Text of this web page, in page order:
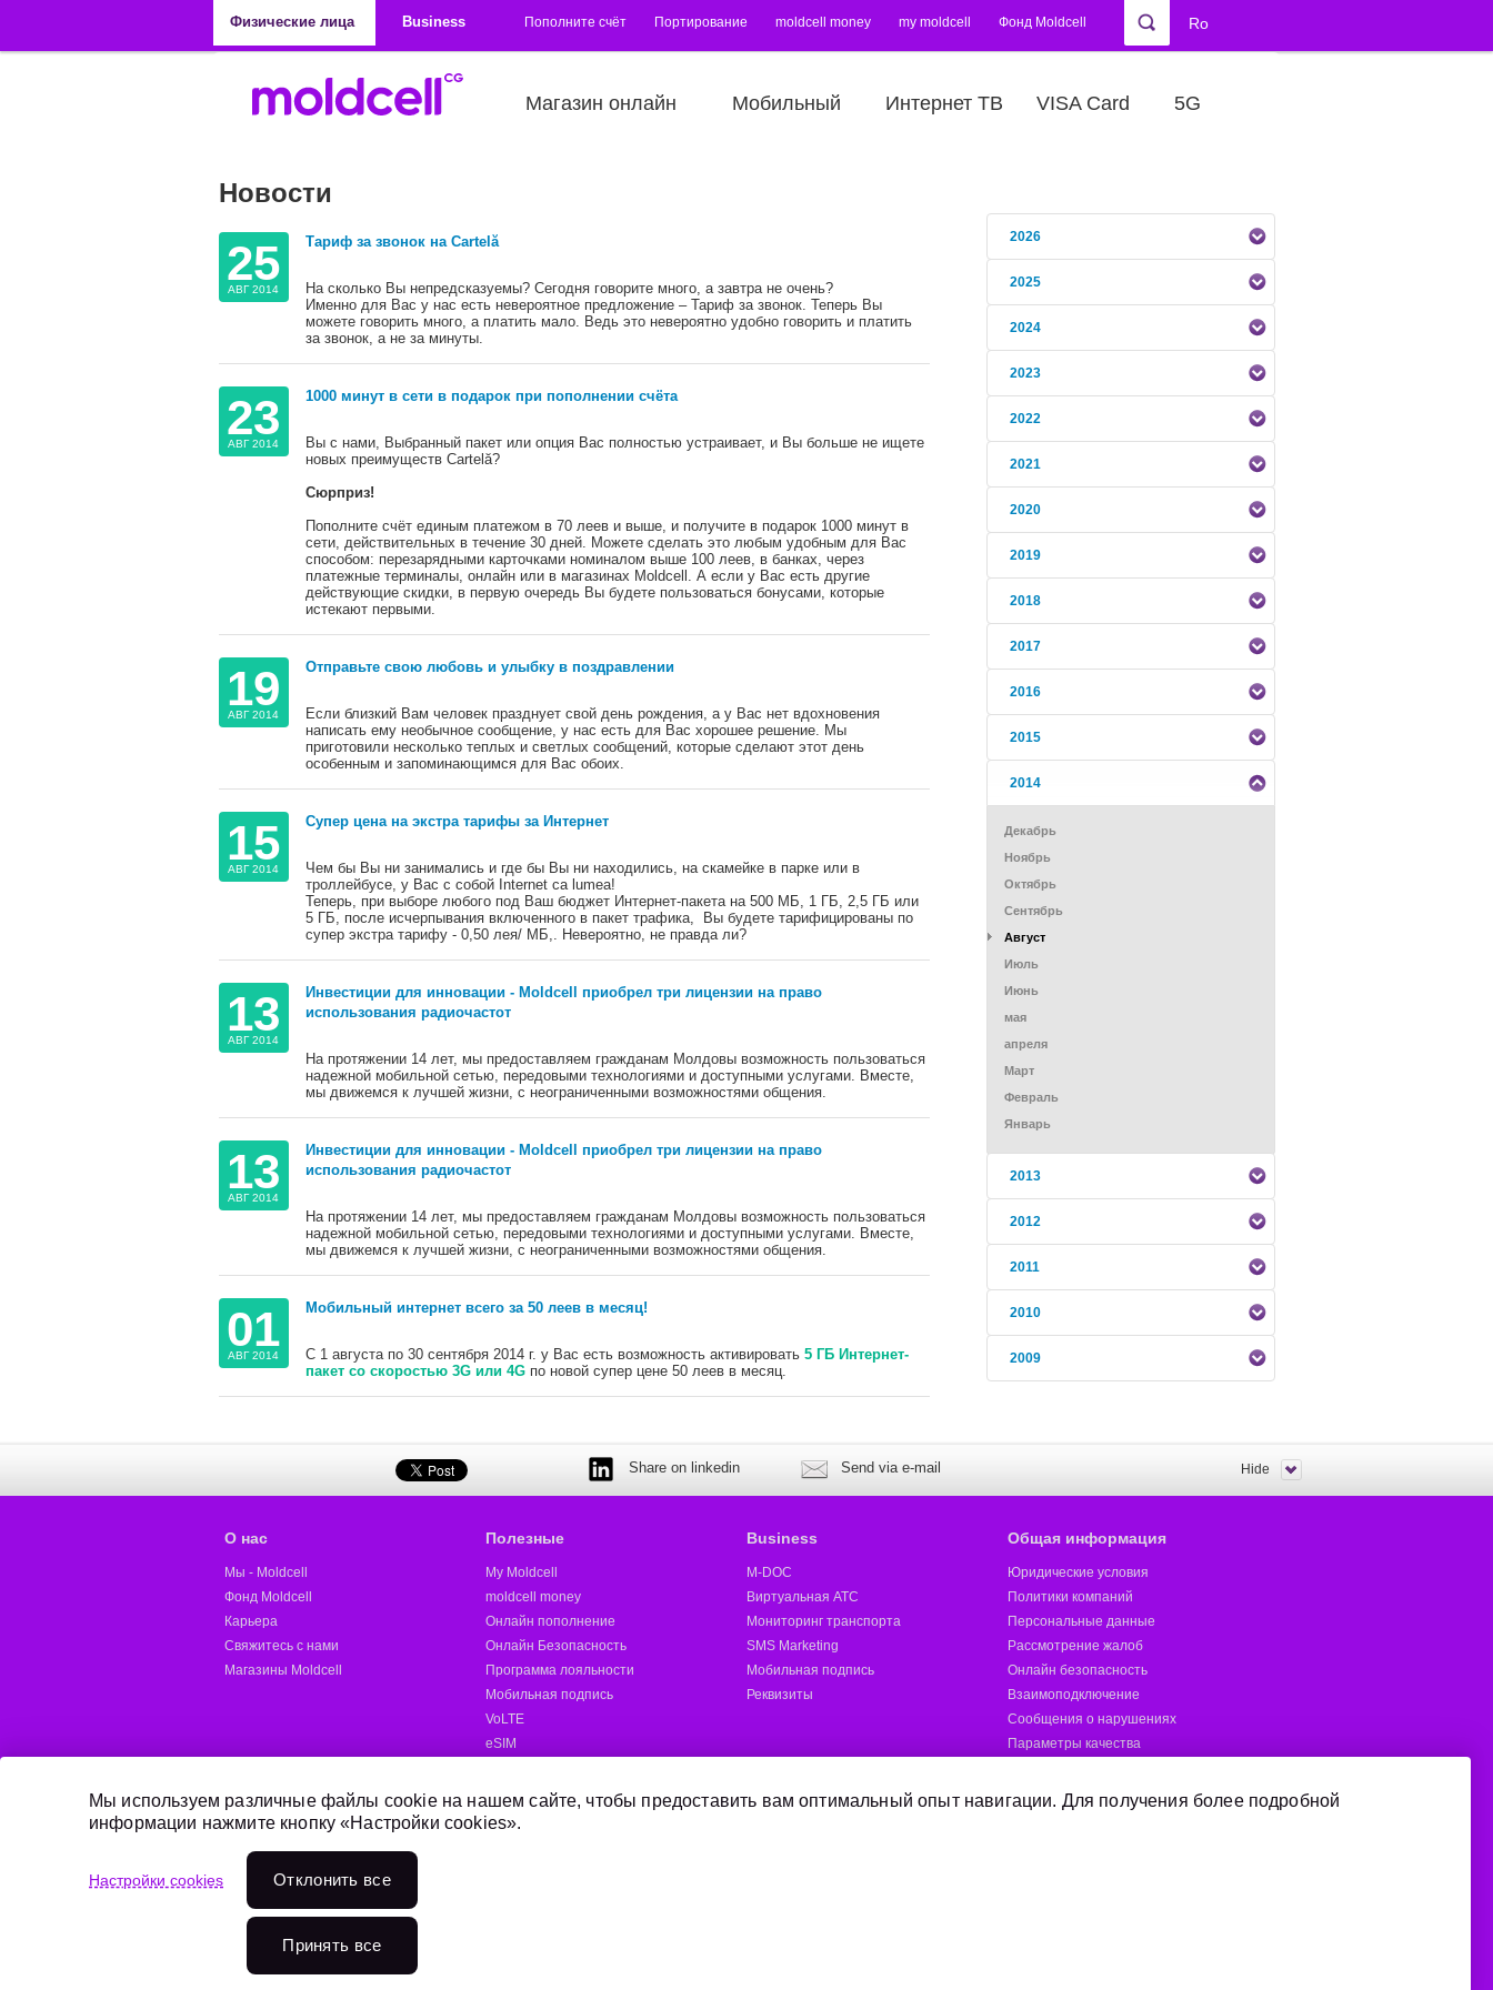
Физические лица
Business Пополните счёт Портирование moldcell money my moldcell Фонд Moldcell Ro
Магазин онлайн Мобильный Интернет ТВ VISA Card 5G
Новости
25
АВГ 2014
Тариф за звонок на Cartelă
На сколько Вы непредсказуемы? Сегодня говорите много, а завтра не очень?
Именно для Вас у нас есть невероятное предложение – Тариф за звонок. Теперь Вы
можете говорить много, а платить мало. Ведь это невероятно удобно говорить и платить
за звонок, а не за минуты.
23
АВГ 2014
1000 минут в сети в подарок при пополнении счёта
Вы с нами, Выбранный пакет или опция Вас полностью устраивает, и Вы больше не ищете
новых преимуществ Cartelă?
Сюрприз!
Пополните счёт единым платежом в 70 леев и выше, и получите в подарок 1000 минут в
сети, действительных в течение 30 дней. Можете сделать это любым удобным для Вас
способом: перезарядными карточками номиналом выше 100 леев, в банках, через
платежные терминалы, онлайн или в магазинах Moldcell. А если у Вас есть другие
действующие скидки, в первую очередь Вы будете пользоваться бонусами, которые
истекают первыми.
19
АВГ 2014
Отправьте свою любовь и улыбку в поздравлении
Если близкий Вам человек празднует свой день рождения, а у Вас нет вдохновения
написать ему необычное сообщение, у нас есть для Вас хорошее решение. Мы
приготовили несколько теплых и светлых сообщений, которые сделают этот день
особенным и запоминающимся для Вас обоих.
15
АВГ 2014
Супер цена на экстра тарифы за Интернет
Чем бы Вы ни занимались и где бы Вы ни находились, на скамейке в парке или в
троллейбусе, у Вас с собой Internet ca lumea!
Теперь, при выборе любого под Ваш бюджет Интернет-пакета на 500 МБ, 1 ГБ, 2,5 ГБ или
5 ГБ, после исчерпывания включенного в пакет трафика, Вы будете тарифицированы по
супер экстра тарифу - 0,50 лея/ МБ,. Невероятно, не правда ли?
13
АВГ 2014
Инвестиции для инновации - Moldcell приобрел три лицензии на право
использования радиочастот
На протяжении 14 лет, мы предоставляем гражданам Молдовы возможность пользоваться
надежной мобильной сетью, передовыми технологиями и доступными услугами. Вместе,
мы движемся к лучшей жизни, с неограниченными возможностями общения.
13
АВГ 2014
Инвестиции для инновации - Moldcell приобрел три лицензии на право
использования радиочастот
На протяжении 14 лет, мы предоставляем гражданам Молдовы возможность пользоваться
надежной мобильной сетью, передовыми технологиями и доступными услугами. Вместе,
мы движемся к лучшей жизни, с неограниченными возможностями общения.
01
АВГ 2014
Мобильный интернет всего за 50 леев в месяц!
С 1 августа по 30 сентября 2014 г. у Вас есть возможность активировать 5 ГБ Интернет-
пакет со скоростью 3G или 4Gпо новой супер цене 50 леев в месяц.
2026
2025
2024
2023
2022
2021
2020
2019
2018
2017
2016
2015
2014
Декабрь
Ноябрь
Октябрь
Сентябрь
Август
Июль
Июнь
мая
апреля
Mарт
Февраль
Январь
2013
2012
2011
2010
2009
Share on linkedin Send via e-mail Hide
О нас
Мы - Moldcell
Фонд Moldcell
Карьера
Свяжитесь с нами
Магазины Moldcell
Полезные
My Moldcell
moldcell money
Онлайн пополнение
Онлайн Безопасность
Программа лояльности
Мобильная подпись
VoLTE
eSIM
Business
M-DOC
Виртуальная АТС
Мониторинг транспорта
SMS Marketing
Мобильная подпись
Реквизиты
Общая информация
Юридические условия
Политики компаний
Персональные данные
Рассмотрение жалоб
Онлайн безопасность
Взаимоподключение
Сообщения о нарушениях
Параметры качества
Онлайн пополнение
Мы используем различные файлы cookie на нашем сайте, чтобы предоставить вам оптимальный опыт навигации. Для получения более подробной
информации нажмите кнопку «Настройки cookies».
Настройки cookies Отклонить всe
Принять все